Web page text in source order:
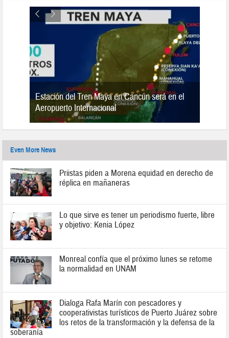
Estación del Tren Maya en Cancún será en el
Aeropuerto Internacional
Even More News
Priistas piden a Morena equidad en derecho de
réplica en mañaneras
Lo que sirve es tener un periodismo fuerte, libre
y objetivo: Kenia López
Monreal confía que el próximo lunes se retome
la normalidad en UNAM
Dialoga Rafa Marín con pescadores y
cooperativistas turísticos de Puerto Juárez sobre
los retos de la transformación y la defensa de la
soberanía